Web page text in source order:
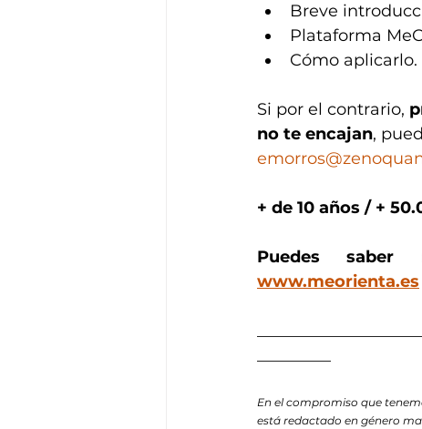
Breve
Plataforma
Cómo aplicarlo.
Si por el contrario,
no te encajan,
+ de 10 años / +
Puedes
www.meorienta.es
En el compromiso que
está redactado en género